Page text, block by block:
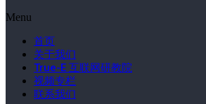
Menu
首页
关于我们
True-E 互联网研教院
视频专栏
联系我们